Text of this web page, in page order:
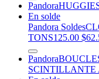
Pandora
En solde
Pandora Soldes
TONS125.00 $
Pandora
SCINTILLANTE